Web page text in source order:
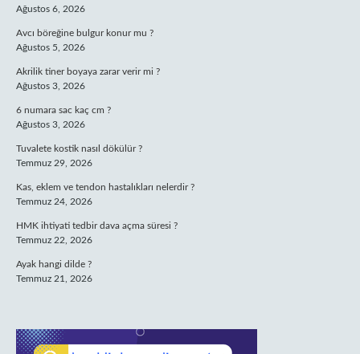
Ağustos 6, 2026
Avcı böreğine bulgur konur mu ?
Ağustos 5, 2026
Akrilik tiner boyaya zarar verir mi ?
Ağustos 3, 2026
6 numara sac kaç cm ?
Ağustos 3, 2026
Tuvalete kostik nasıl dökülür ?
Temmuz 29, 2026
Kas, eklem ve tendon hastalıkları nelerdir ?
Temmuz 24, 2026
HMK ihtiyati tedbir dava açma süresi ?
Temmuz 22, 2026
Ayak hangi dilde ?
Temmuz 21, 2026